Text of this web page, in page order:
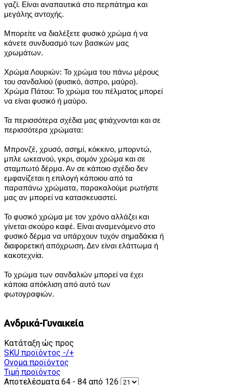
γαζί. Είναι αναπαυτικά στο περπάτημα και
μεγάλης αντοχής.
Μπορείτε να διαλέξετε φυσικό χρώμα ή να
κάνετε συνδυασμό των βασικών μας
χρωμάτων.
Χρώμα Λουριών: Το χρώμα του πάνω μέρους
του σανδαλιού (φυσικό, άσπρο, μαύρο).
Χρώμα Πάτου: Το χρώμα του πέλματος μπορεί
να είναι φυσικό ή μαύρο.
Τα περισσότερα σχέδια μας φτιάχνονται και σε
περισσότερα χρώματα:
Μπρονζέ, χρυσό, ασημί, κόκκινο, μπορντώ,
μπλε ωκεανού, γκρι, σομόν χρώμα και σε
σταμπωτό δέρμα. Αν σε κάποιο σχέδιο δεν
εμφανίζεται η επιλογή κάποιου από τα
παραπάνω χρώματα, παρακαλούμε ρωτήστε
μας αν μπορεί να κατασκευαστεί.
Το φυσικό χρώμα με τον χρόνο αλλάζει και
γίνεται σκούρο καφέ. Είναι αναμενόμενο στο
φυσικό δέρμα να υπάρχουν τυχόν σημαδάκια ή
διαφορετική απόχρωση. Δεν είναι ελάττωμα ή
κακοτεχνία.
Το χρώμα των σανδαλιών μπορεί να έχει
κάποια απόκλιση από αυτό των
φωτογραφιών.
Ανδρικά-Γυναικεία
Κατάταξη ώς προς
SKU προϊόντος -/+
Ονομα προϊόντος
Τιμή προϊόντος
Αποτελέσματα 64 - 84 από 126